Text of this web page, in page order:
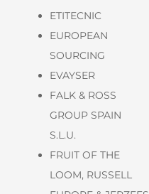
ETITECNIC
EUROPEAN
SOURCING
EVAYSER
FALK & ROSS
GROUP SPAIN
S.L.U.
FRUIT OF THE
LOOM, RUSSELL